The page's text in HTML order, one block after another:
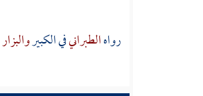
رواهالطبرانيفي الكبيروالبزار